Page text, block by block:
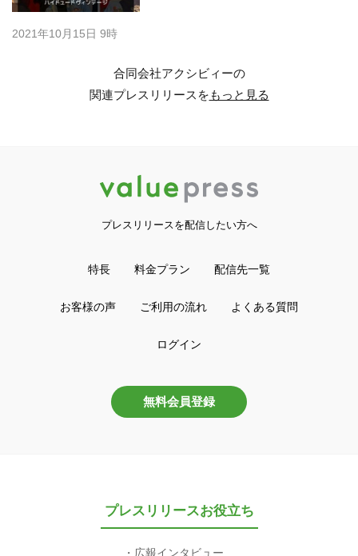
2021年10月15日 9時
合同会社アクシビィーの
関連プレスリリースをもっと見る
プレスリリースを配信したい方へ
特長 料金プラン 配信先一覧
お客様の声 ご利用の流れ よくある質問
ログイン
無料会員登録
プレスリリースお役立ち
広報インタビュー